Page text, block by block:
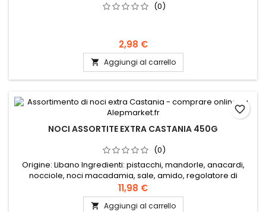
(0)
2,98 €
 Aggiungi al carrello
NOCI ASSORTITE EXTRA CASTANIA 450G
(0)
Origine: Libano Ingredienti: pistacchi, mandorle, anacardi,
nocciole, noci macadamia, sale, amido, regolatore di
acidità: E330, farina di frumento, zucchero, olio vegetale
(cocco), aroma affumicato
11,98 €
 Aggiungi al carrello
favorite_border